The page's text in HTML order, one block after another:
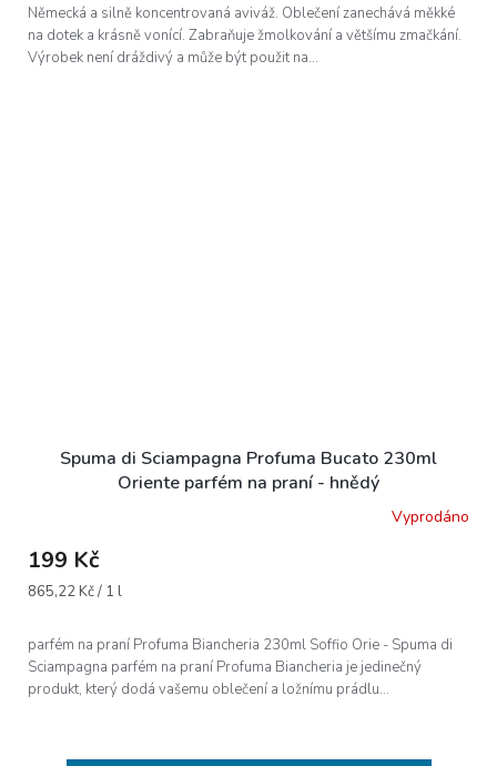
Německá a silně koncentrovaná aviváž. Oblečení zanechává měkké
na dotek a krásně vonící. Zabraňuje žmolkování a většímu zmačkání.
Výrobek není dráždivý a může být použit na...
Spuma di Sciampagna Profuma Bucato 230ml
Oriente parfém na praní - hnědý
Vyprodáno
199 Kč
Měrná
865,22 Kč / 1 l
parfém na praní Profuma Biancheria 230ml Soffio Orie - Spuma di
Sciampagna parfém na praní Profuma Biancheria je jedinečný
produkt, který dodá vašemu oblečení a ložnímu prádlu...